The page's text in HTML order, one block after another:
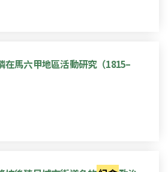
在馬六甲地區活動研究（1815–